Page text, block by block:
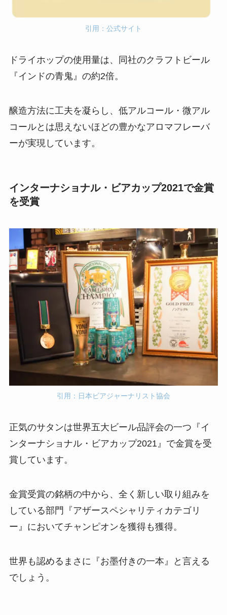
引用：公式サイト
ドライホップの使用量は、同社のクラフトビール
『インドの青鬼』の約2倍。
醸造方法に工夫を凝らし、低アルコール・微アル
コールとは思えないほどの豊かなアロマフレーバ
ーが実現しています。
インターナショナル・ビアカップ2021で金賞
を受賞
引用：日本ビアジャーナリスト協会
正気のサタンは世界五大ビール品評会の一つ『イ
ンターナショナル・ビアカップ2021』で金賞を受
賞しています。
金賞受賞の銘柄の中から、全く新しい取り組みを
している部門『アザースペシャリティカテゴリ
ー』においてチャンピオンを獲得も獲得。
世界も認めるまさに『お墨付きの一本』と言える
でしょう。